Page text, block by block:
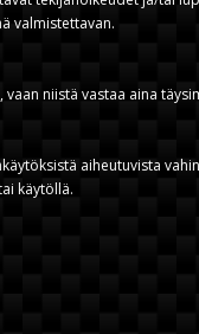
valmistettavan.
niistä vastaa aina
aiheutuvista
käytöllä.